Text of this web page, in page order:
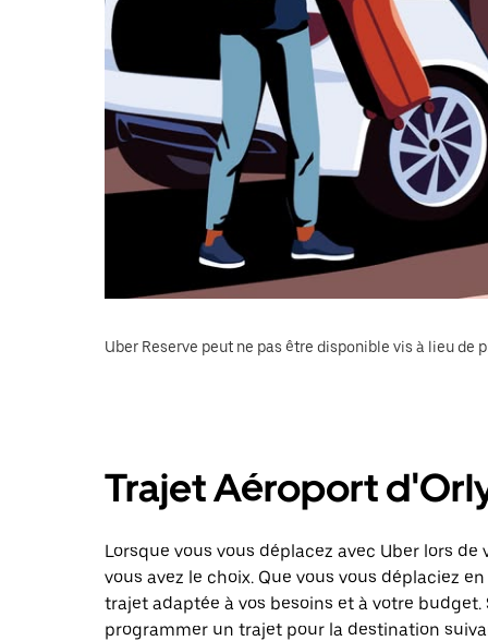
Uber Reserve peut ne pas être disponible vis à lieu de
Trajet Aéroport
Lorsque vous vous déplacez avec Uber lors
vous avez le choix. Que vous vous déplaciez
trajet adaptée à vos besoins et à votre
programmer un trajet pour la destination